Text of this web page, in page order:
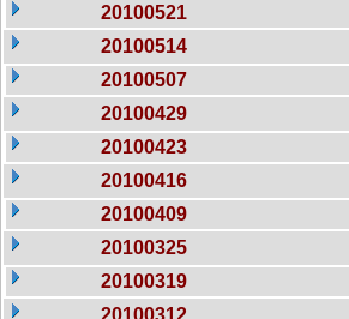
20100521
20100514
20100507
20100429
20100423
20100416
20100409
20100325
20100319
20100312